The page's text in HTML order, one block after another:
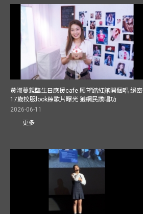
黃淑蔓親臨生日應援cafe 願望踏紅館開個唱 絕密
17歲校服look練歌片曝光 獲網民讚唱功
2026-06-11
更多